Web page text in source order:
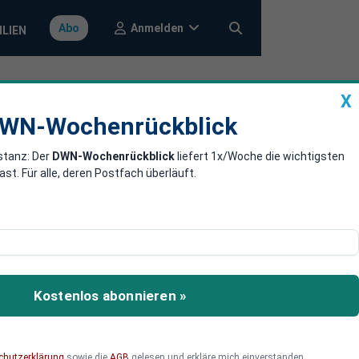
Abo Anmelden
wird
stärker. Das
X
Wochenrückblick
Der DWN-Wochenrückblick liefert 1x/Woche die wichtigsten
Für alle, deren Postfach überläuft.
Kostenlos abonnieren »